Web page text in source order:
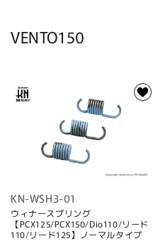
コ
シ
VENTO150
KN-WSH3-01
ウィナースプリング
【PCX125/PCX150/Dio110/リード
110/リード125】ノーマルタイプ